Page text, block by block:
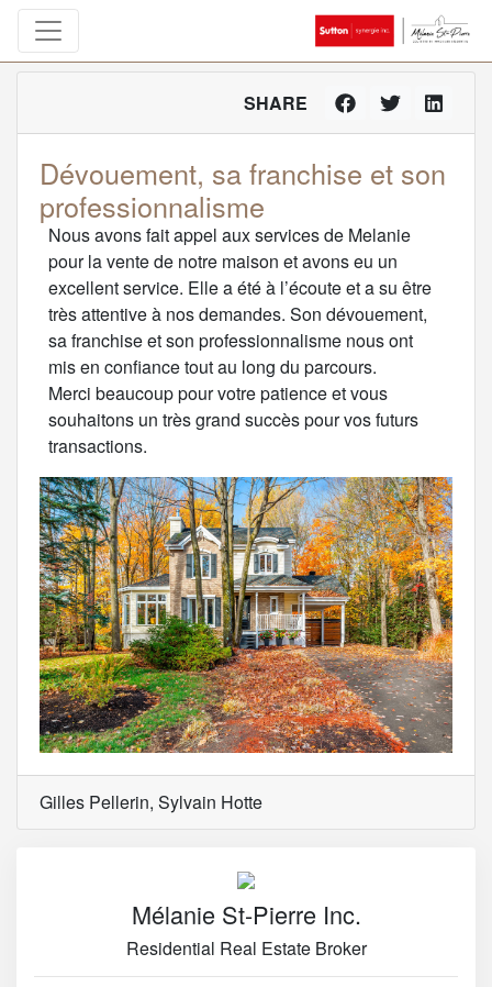
SHARE
Dévouement, sa franchise et son
professionnalisme
Nous avons fait appel aux services de Melanie
pour la vente de notre maison et avons eu un
excellent service. Elle a été à l’écoute et a su être
très attentive à nos demandes. Son dévouement,
sa franchise et son professionnalisme nous ont
mis en confiance tout au long du parcours.
Merci beaucoup pour votre patience et vous
souhaitons un très grand succès pour vos futurs
transactions.
Gilles Pellerin, Sylvain Hotte
Mélanie St-Pierre Inc.
Residential Real Estate Broker